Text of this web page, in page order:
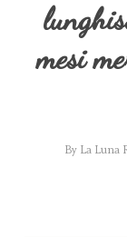
mesi
By La Luna